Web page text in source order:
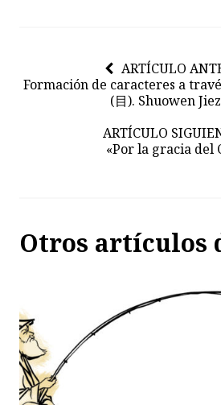
ARTÍCULO
Formación de caracteres a
(目). Shuowen
ARTÍCULO
«Por la gracia del
Otros artículos